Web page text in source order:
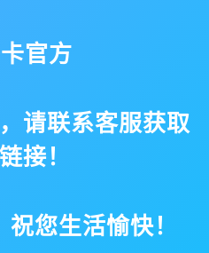
官方
请联系客服获取
接！
您生活愉快！